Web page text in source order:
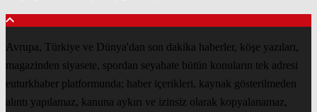
Avrupa, Türkiye ve Dünya'dan son dakika haberler, köşe yazıları,
magazinden siyasete, spordan seyahate bütün konuların tek adresi
euturkhaber platformunda; haber içerikleri, kaynak gösterilmeden
alıntı yapılamaz, kanuna aykırı ve izinsiz olarak kopyalanamaz,